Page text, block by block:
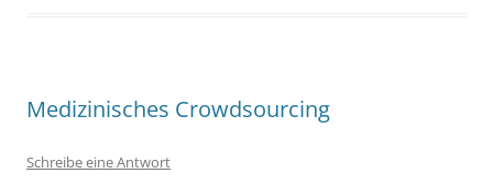
Medizinisches Crowdsourcing
Schreibe eine Antwort